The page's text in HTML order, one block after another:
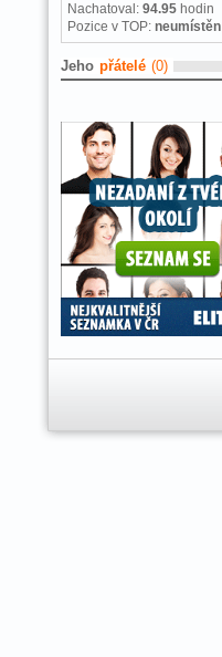
Nachatoval: 94.95 hodin
Pozice v TOP: neumístěn
Jeho přátelé (0)